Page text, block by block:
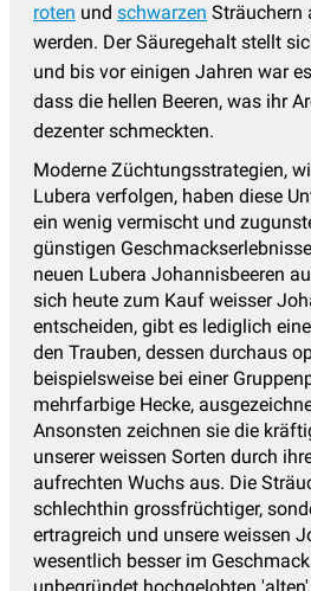
roten und schwarzen Sträuchern
werden. Der Säuregehalt stellt
und bis vor einigen Jahren war
dass die hellen Beeren, was ihr
dezenter schmeckten.
Moderne Züchtungsstrategien,
Lubera verfolgen, haben diese
ein wenig vermischt und
günstigen
neuen Lubera Johannisbeeren
sich heute zum Kauf weisser
entscheiden, gibt es lediglich
den Trauben, dessen durchaus
beispielsweise bei einer
mehrfarbige Hecke,
Ansonsten zeichnen sie die
unserer weissen Sorten durch
aufrechten Wuchs aus. Die
schlechthin grossfrüchtiger,
ertragreich und unsere weissen
wesentlich besser im